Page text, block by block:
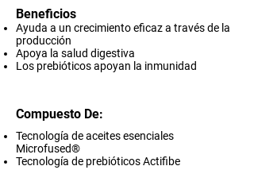
Beneficios
Ayuda a un crecimiento eficaz a través de la
producción
Apoya la salud digestiva
Los prebióticos apoyan la inmunidad
Compuesto De:
Tecnología de aceites esenciales
Microfused®
Tecnología de prebióticos Actifibe